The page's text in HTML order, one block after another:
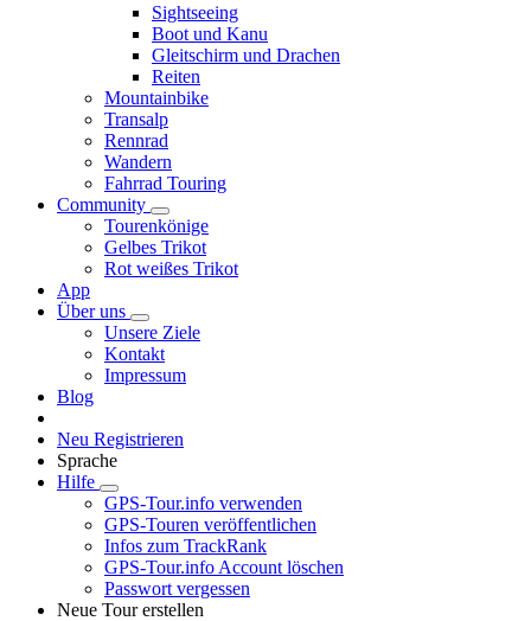
Sightseeing
Boot und Kanu
Gleitschirm und Drachen
Reiten
Mountainbike
Transalp
Rennrad
Wandern
Fahrrad Touring
Community
Tourenkönige
Gelbes Trikot
Rot weißes Trikot
App
Über uns
Unsere Ziele
Kontakt
Impressum
Blog
Neu Registrieren
Sprache
Hilfe
GPS-Tour.info verwenden
GPS-Touren veröffentlichen
Infos zum TrackRank
GPS-Tour.info Account löschen
Passwort vergessen
Neue Tour erstellen